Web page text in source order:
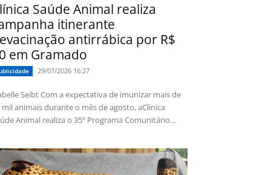
Saúde Animal realiza
itinerante
antirrábica por R$
em Gramado
29/07/2026 16:27
Com a expectativa de imunizar mais de
mil animais durante o mês de agosto, aClínica
Animal realiza o 35º Programa Comunitário...